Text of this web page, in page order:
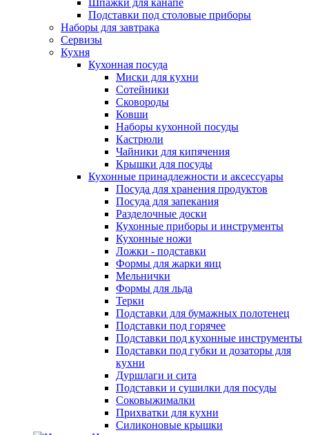
Шпажки для канапе
Подставки под столовые приборы
Наборы для завтрака
Сервизы
Кухня
Кухонная посуда
Миски для кухни
Сотейники
Сковороды
Ковши
Наборы кухонной посуды
Кастрюли
Чайники для кипячения
Крышки для посуды
Кухонные принадлежности и аксессуары
Посуда для хранения продуктов
Посуда для запекания
Разделочные доски
Кухонные приборы и инструменты
Кухонные ножи
Ложки - подставки
Формы для жарки яиц
Мельнички
Формы для льда
Терки
Подставки для бумажных полотенец
Подставки под горячее
Подставки под кухонные инструменты
Подставки под губки и дозаторы для
кухни
Дуршлаги и сита
Подставки и сушилки для посуды
Соковыжималки
Прихватки для кухни
Силиконовые крышки